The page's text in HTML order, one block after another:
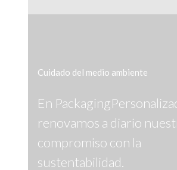
Cuidado del medio ambiente
En
renovamos a diario
compromiso con la
sustentabilidad.